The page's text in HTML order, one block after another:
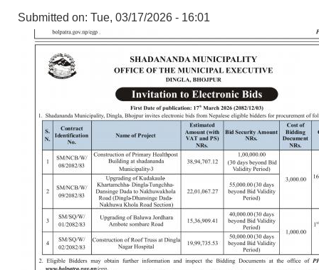
Submitted on: Tue, 03/17/2026 - 16:01